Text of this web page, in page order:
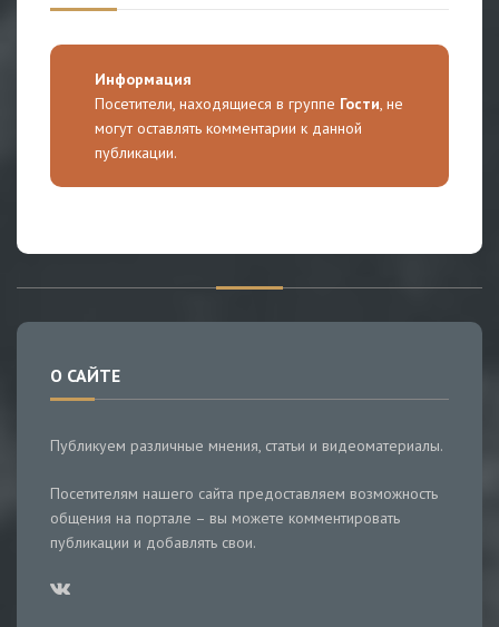
Информация
Посетители, находящиеся в группе Гости, не
могут оставлять комментарии к данной
публикации.
О САЙТЕ
Публикуем различные мнения, статьи и видеоматериалы.
Посетителям нашего сайта предоставляем возможность
общения на портале – вы можете комментировать
публикации и добавлять свои.